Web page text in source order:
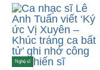
Nghệ sĩ